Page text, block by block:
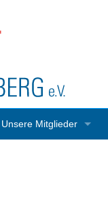
Unsere Mitglieder